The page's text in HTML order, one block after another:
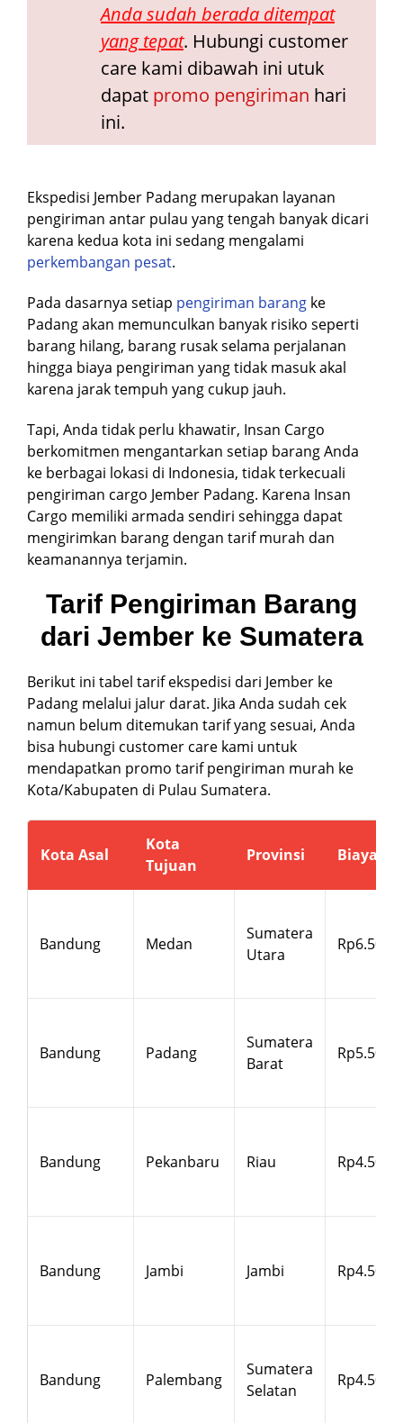
Anda sudah berada ditempat
yang tepat. Hubungi customer
care kami dibawah ini utuk
dapat promo pengiriman hari
ini.
Ekspedisi Jember Padang merupakan layanan
pengiriman antar pulau yang tengah banyak dicari
karena kedua kota ini sedang mengalami
perkembangan pesat.
Pada dasarnya setiap pengiriman barang ke
Padang akan memunculkan banyak risiko seperti
barang hilang, barang rusak selama perjalanan
hingga biaya pengiriman yang tidak masuk akal
karena jarak tempuh yang cukup jauh.
Tapi, Anda tidak perlu khawatir, Insan Cargo
berkomitmen mengantarkan setiap barang Anda
ke berbagai lokasi di Indonesia, tidak terkecuali
pengiriman cargo Jember Padang. Karena Insan
Cargo memiliki armada sendiri sehingga dapat
mengirimkan barang dengan tarif murah dan
keamanannya terjamin.
Tarif Pengiriman Barang
dari Jember ke Sumatera
Berikut ini tabel tarif ekspedisi dari Jember ke
Padang melalui jalur darat. Jika Anda sudah cek
namun belum ditemukan tarif yang sesuai, Anda
bisa hubungi customer care kami untuk
mendapatkan promo tarif pengiriman murah ke
Kota/Kabupaten di Pulau Sumatera.
Kota Asal
Kota
Tujuan
Provinsi Biaya/kg
Bandung Medan
Sumatera
Utara
Rp6.500
Bandung Padang
Sumatera
Barat
Rp5.500
Bandung Pekanbaru Riau Rp4.500
Bandung Jambi Jambi Rp4.500
Bandung Palembang
Sumatera
Selatan
Rp4.500